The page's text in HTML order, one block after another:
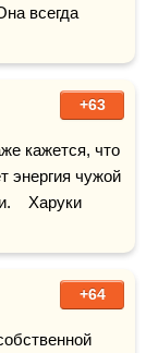
всегда
+63
кажется, что
энергия чужой
Харуки
+64